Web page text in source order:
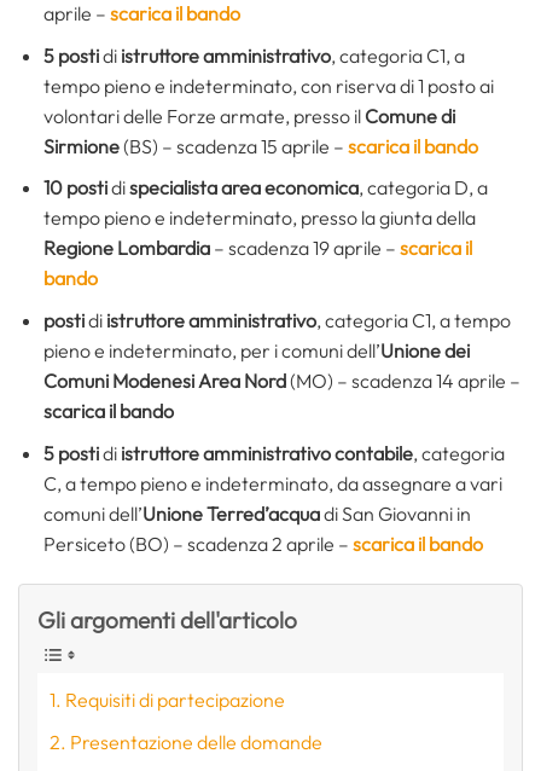
aprile – scarica il bando
5 postidi istruttore amministrativo, categoria C1, a
tempo pieno e indeterminato, con riserva di 1 posto ai
volontari delle Forze armate, presso il Comune di
Sirmione(BS) – scadenza 15 aprile – scarica il bando
10 postidispecialista area economica, categoria D, a
tempo pieno e indeterminato, presso la giunta della
Regione Lombardia– scadenza 19 aprile – scarica il
bando
postidi istruttore amministrativo, categoria C1, a tempo
pieno e indeterminato, per i comuni dell’Unione dei
Comuni Modenesi Area Nord(MO) – scadenza 14 aprile –
scarica il bando
5 postidi istruttore amministrativo contabile, categoria
C, a tempo pieno e indeterminato, da assegnare a vari
comuni dell’Unione Terred’acquadi San Giovanni in
Persiceto (BO) – scadenza 2 aprile – scarica il bando
Gli argomenti dell'articolo
Requisiti di partecipazione
Presentazione delle domande